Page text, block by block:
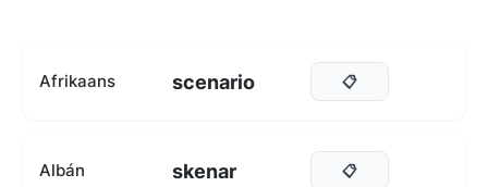
Afrikaans scenario 📋
Albán skenar 📋